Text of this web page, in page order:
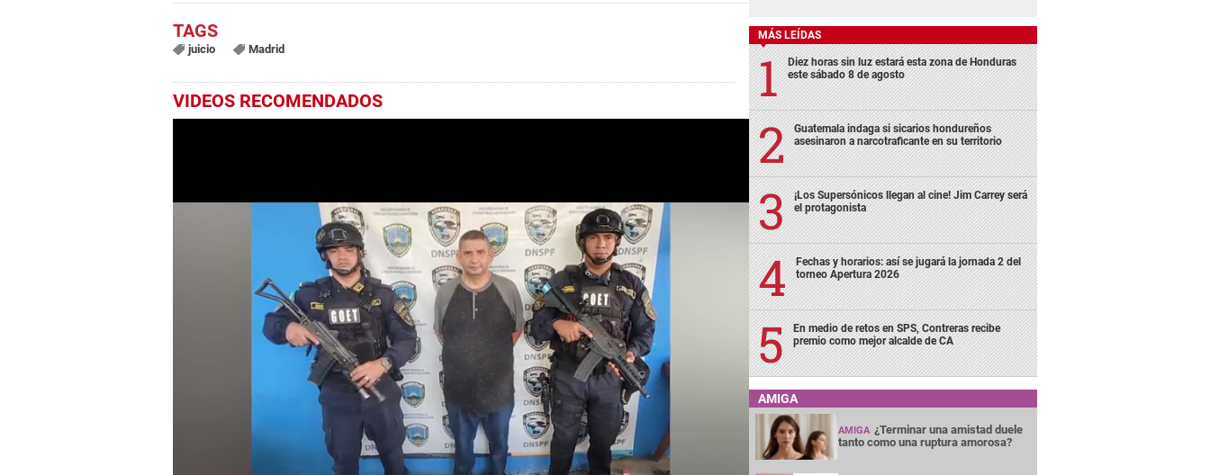
juicio Madrid
VIDEOS RECOMENDADOS
MÁS LEÍDAS
Diez horas sin luz estará esta zona de Honduras
este sábado 8 de agosto
Guatemala indaga si sicarios hondureños
asesinaron a narcotraficante en su territorio
¡Los Supersónicos llegan al cine! Jim Carrey será
el protagonista
Fechas y horarios: así se jugará la jornada 2 del
torneo Apertura 2026
En medio de retos en SPS, Contreras recibe
premio como mejor alcalde de CA
AMIGA
AMIGA ¿Terminar una amistad duele
tanto como una ruptura amorosa?